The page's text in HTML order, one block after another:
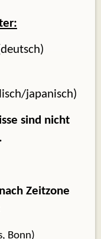
japanisch)
sind nicht
Zeitzone
Bonn)